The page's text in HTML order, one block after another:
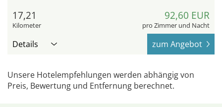
17,21
Kilometer
92,60 EUR
pro Zimmer und Nacht
Details zum Angebot
Unsere Hotelempfehlungen werden abhängig von
Preis, Bewertung und Entfernung berechnet.